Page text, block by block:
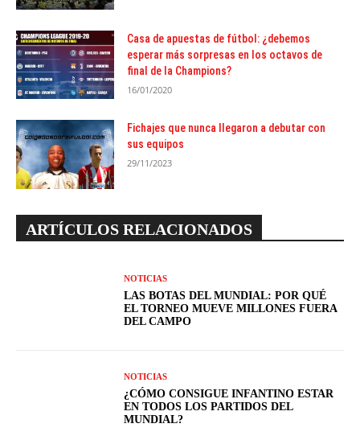
Casa de apuestas de fútbol: ¿debemos
esperar más sorpresas en los octavos de
final de la Champions?
16/01/2020
Fichajes que nunca llegaron a debutar con
sus equipos
29/11/2023
ARTÍCULOS RELACIONADOS
NOTICIAS
LAS BOTAS DEL MUNDIAL: POR QUÉ
EL TORNEO MUEVE MILLONES FUERA
DEL CAMPO
NOTICIAS
¿CÓMO CONSIGUE INFANTINO ESTAR
EN TODOS LOS PARTIDOS DEL
MUNDIAL?